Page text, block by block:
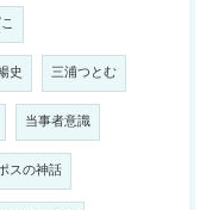
史 三浦つとむ
当事者意識
スの神話